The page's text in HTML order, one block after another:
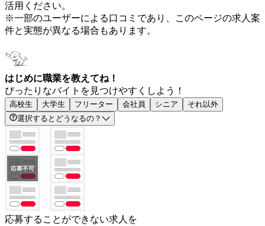
活用ください。
※一部のユーザーによる口コミであり、このページの求人案
件と実態が異なる場合もあります。
はじめに職業を教えてね！
ぴったりなバイトを見つけやすくしよう！
高校生 大学生 フリーター 会社員 シニア
それ以外
選択するとどうなるの？
応募することができない求人を